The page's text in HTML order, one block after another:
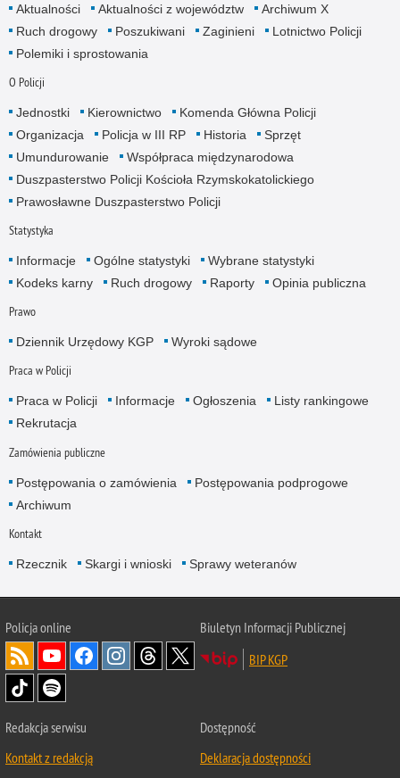
Aktualności Aktualności z województw
Archiwum X
Ruch drogowy
Poszukiwani Zaginieni
Lotnictwo Policji
Polemiki i sprostowania
O Policji
Jednostki Kierownictwo
Komenda Główna Policji
Organizacja
Policja w III RP Historia
Sprzęt
Umundurowanie
Współpraca międzynarodowa
Duszpasterstwo Policji Kościoła Rzymskokatolickiego
Prawosławne Duszpasterstwo Policji
Statystyka
Informacje Ogólne statystyki
Wybrane statystyki
Kodeks karny
Ruch drogowy Raporty Opinia publiczna
Prawo
Dziennik Urzędowy KGP Wyroki sądowe
Praca w Policji
Praca w Policji Informacje Ogłoszenia
Listy rankingowe
Rekrutacja
Zamówienia publiczne
Postępowania o zamówienia
Postępowania podprogowe
Archiwum
Kontakt
Rzecznik Skargi i wnioski Sprawy weteranów
Policjaonline
Biuletyn Informacji Publicznej
BIP KGP
Redakcja serwisu
Kontakt z redakcją
Dostępność
Deklaracja dostępności